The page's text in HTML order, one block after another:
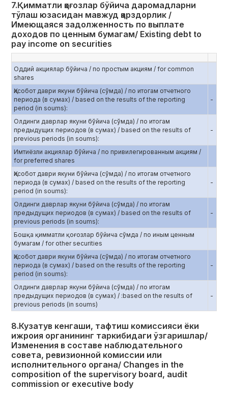
7.Қимматли қоғозлар бўйича даромадларни
тўлаш юзасидан мавжуд қарздорлик /
Имеющаяся задолженность по выплате
доходов по ценным бумагам/ Existing debt to
pay income on securities
Оддий акциялар бўйича / по простым акциям / for common
shares
Ҳисобот даври якуни бўйича (сўмда) / по итогам отчетного
периода (в сумах) / based on the results of the reporting
period (in soums):
-
Олдинги даврлар якуни бўйича (сўмда) / по итогам
предыдущих периодов (в сумах) / based on the results of
previous periods (in soums):
-
Имтиёзли акциялар бўйича / по привилегированным акциям /
for preferred shares
Ҳисобот даври якуни бўйича (сўмда) / по итогам отчетного
периода (в сумах) / based on the results of the reporting
period (in soums):
-
Олдинги даврлар якуни бўйича (сўмда) / по итогам
предыдущих периодов (в сумах) / based on the results of
previous periods (in soums):
-
Бошқа қимматли қоғозлар бўйича сўмда / по иным ценным
бумагам / for other securities
Ҳисобот даври якуни бўйича (сўмда) / по итогам отчетного
периода (в сумах) / based on the results of the reporting
period (in soums):
-
Олдинги даврлар якуни бўйича (сўмда) / по итогам
предыдущих периодов (в сумах) / :based on the results of
previous periods (in soums)
-
8.Кузатув кенгаши, тафтиш комиссияси ёки
ижроия органининг таркибидаги ўзгаришлар/
Изменения в составе наблюдательного
совета, ревизионной комиссии или
исполнительного органа/ Changes in the
composition of the supervisory board, audit
commission or executive body